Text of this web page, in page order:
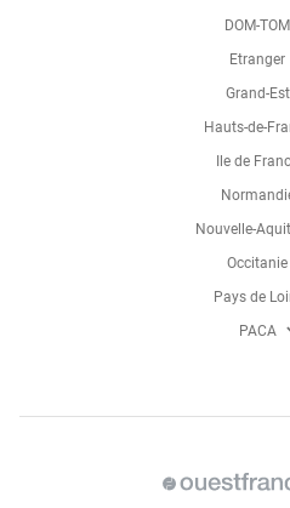
DOM-TOM
Etranger
Grand-Est
Hauts-de-
Ile de
Nouvelle-
Occitanie
Pays de
PACA